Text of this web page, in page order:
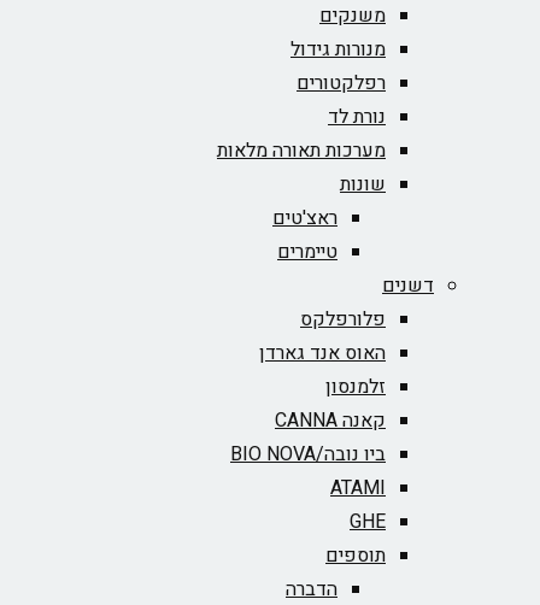
משנקים
מנורות גידול
רפלקטורים
נורת לד
מערכות תאורה מלאות
שונות
ראצ'טים
טיימרים
דשנים
פלורפלקס
האוס אנד גארדן
זלמנסון
קאנה CANNA
ביו נובה/BIO NOVA‏
ATAMI
GHE
תוספים
הדברה